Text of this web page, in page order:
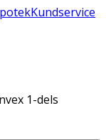
Kundservice
1-dels